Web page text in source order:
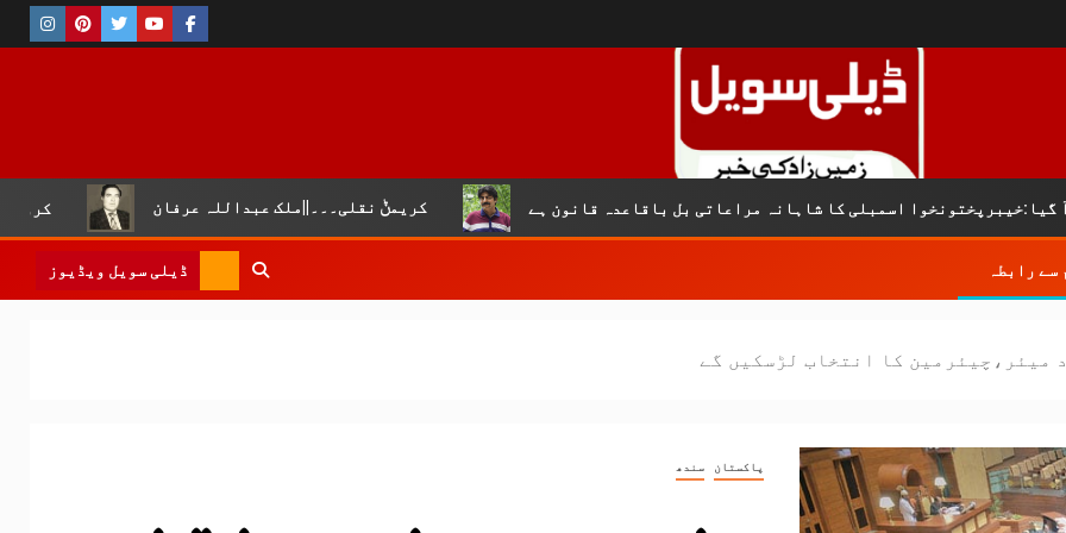
کروڑ لال عیسن کریمݨ نقلی۔۔۔||ملک عبداللہ عرفان اسمبلی کا شاہانہ مراعاتی بل باقاعدہ قانون ہے
سے رابطہ ڈیلی سویل ویڈیوز
میئر،چیئرمین کا انتخاب لڑسکیں گے
پاکستان سندھ